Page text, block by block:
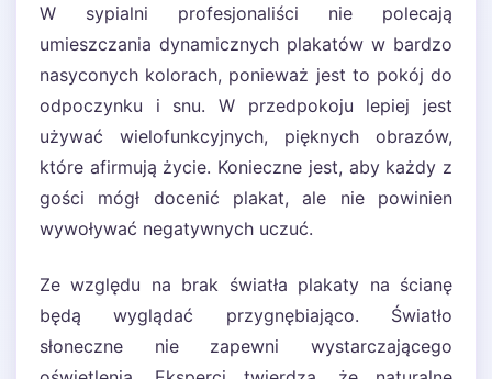
W sypialni profesjonaliści nie polecają
umieszczania dynamicznych plakatów w bardzo
nasyconych kolorach, ponieważ jest to pokój do
odpoczynku i snu. W przedpokoju lepiej jest
używać wielofunkcyjnych, pięknych obrazów,
które afirmują życie. Konieczne jest, aby każdy z
gości mógł docenić plakat, ale nie powinien
wywoływać negatywnych uczuć.
Ze względu na brak światła plakaty na ścianę
będą wyglądać przygnębiająco. Światło
słoneczne nie zapewni wystarczającego